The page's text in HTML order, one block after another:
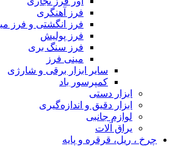
فرز آهنگری
فرز انگشتی و فرز
فرز پولیش
فرز سنگ بری
مینی فرز
سایر ابزار برقی و شارژی
کمپرسور باد
ابزار دستی
ابزار دقیق و اندازه‌گیری
لوازم جانبی
یراق آلات
چرخ ، ریل، قرقره و پایه